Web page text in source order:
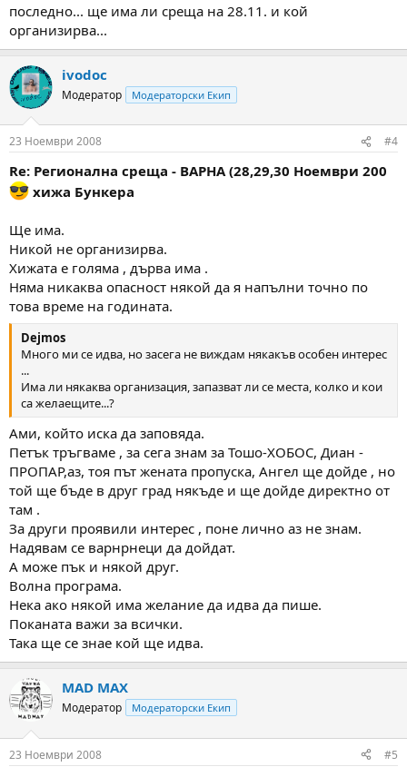
последно... ще има ли среща на 28.11. и кой
организирва...
ivodoc
Модератор Модераторски Екип
23 Ноември 2008 #4
Re: Регионална среща - ВАРНА (28,29,30 Ноември 200
хижа Бункера
Ще има.
Никой не организирва.
Хижата е голяма , дърва има .
Няма никаква опасност някой да я напълни точно по
това време на годината.
Dejmos
Много ми се идва, но засега не виждам някакъв особен интерес
...
Има ли някаква организация, запазват ли се места, колко и кои
са желаещите...?
Ами, който иска да заповяда.
Петък тръгваме , за сега знам за Тошо-ХОБОС, Диан -
ПРОПАР,аз, тоя път жената пропуска, Ангел ще дойде , но
той ще бъде в друг град някъде и ще дойде директно от
там .
За други проявили интерес , поне лично аз не знам.
Надявам се варнрнеци да дойдат.
А може пък и някой друг.
Волна програма.
Нека ако някой има желание да идва да пише.
Поканата важи за всички.
Така ще се знае кой ще идва.
MAD MAX
Модератор Модераторски Екип
23 Ноември 2008 #5